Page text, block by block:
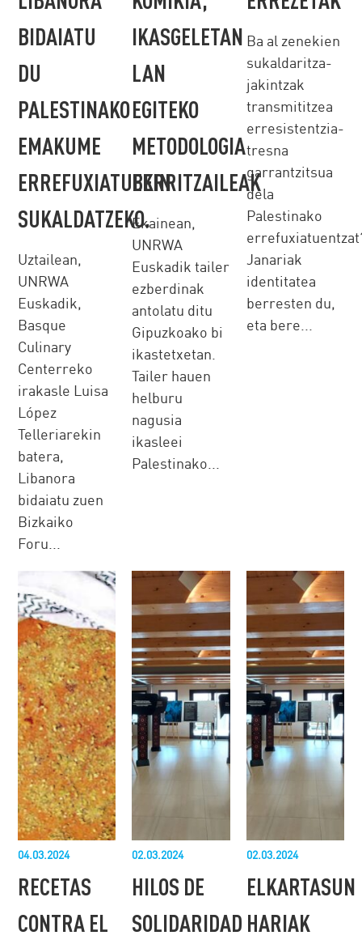
BIDAIATU
DU
PALESTINAKO
EMAKUME
ERREFUXIATUEKIN
SUKALDATZEKO.
Uztailean,
UNRWA
Euskadik,
Basque
Culinary
Centerreko
irakasle Luisa
López
Telleriarekin
batera,
Libanora
bidaiatu zuen
Bizkaiko
Foru...
IKASGELETAN
LAN
EGITEKO
METODOLOGIA
BERRITZAILEAK
Ekainean,
UNRWA
Euskadik tailer
ezberdinak
antolatu ditu
Gipuzkoako bi
ikastetxetan.
Tailer hauen
helburu
nagusia
ikasleei
Palestinako...
Ba al zenekien
sukaldaritza-
jakintzak
transmititzea
erresistentzia-
tresna
garrantzitsua
dela
Palestinako
Janariak
identitatea
berresten du,
eta bere...
04.03.2024
RECETAS
CONTRA EL
02.03.2024
HILOS DE
SOLIDARIDAD
02.03.2024
ELKARTASUN
HARIAK